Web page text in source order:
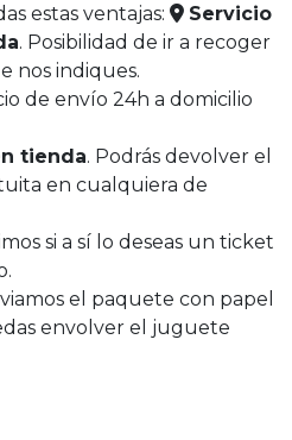
estas ventajas:
Servicio
. Posibilidad de ir a recoger
nos indiques.
de envío 24h a domicilio
tienda. Podrás devolver el
en cualquiera de
si a sí lo deseas un ticket
el paquete con papel
envolver el juguete